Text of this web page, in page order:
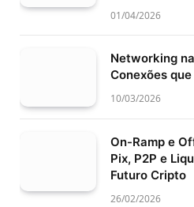
01/04/2026
Networking
Conexões
10/03/2026
On-Ramp e
Pix, P2P e
Futuro Cripto
26/02/2026